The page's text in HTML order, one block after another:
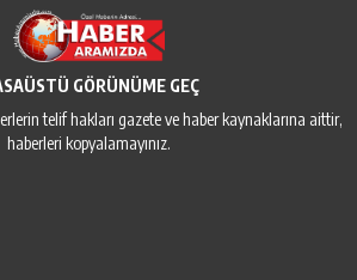
GÖRÜNÜME GEÇ
telif hakları gazete ve haber kaynaklarına aittir,
haberleri kopyalamayınız.